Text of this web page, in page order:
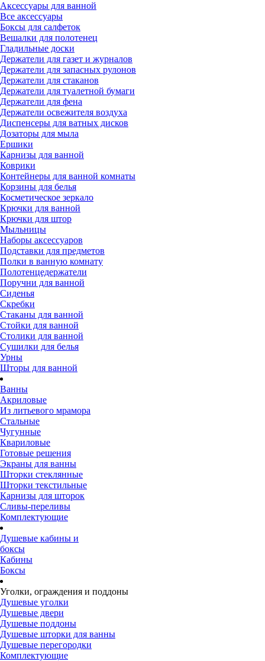
Аксессуары для ванной
Все аксессуары
Боксы для салфеток
Вешалки для полотенец
Гладильные доски
Держатели для газет и журналов
Держатели для запасных рулонов
Держатели для стаканов
Держатели для туалетной бумаги
Держатели для фена
Держатели освежителя воздуха
Диспенсеры для ватных дисков
Дозаторы для мыла
Ершики
Карнизы для ванной
Коврики
Контейнеры для ванной комнаты
Корзины для белья
Косметическое зеркало
Крючки для ванной
Крючки для штор
Мыльницы
Наборы аксессуаров
Подставки для предметов
Полки в ванную комнату
Полотенцедержатели
Поручни для ванной
Сиденья
Скребки
Стаканы для ванной
Стойки для ванной
Столики для ванной
Сушилки для белья
Урны
Шторы для ванной
Ванны
Акриловые
Из литьевого мрамора
Стальные
Чугунные
Квариловые
Готовые решения
Экраны для ванны
Шторки стеклянные
Шторки текстильные
Карнизы для шторок
Сливы-переливы
Комплектующие
Душевые кабины и
боксы
Кабины
Боксы
Уголки, ограждения и поддоны
Душевые уголки
Душевые двери
Душевые поддоны
Душевые шторки для ванны
Душевые перегородки
Комплектующие